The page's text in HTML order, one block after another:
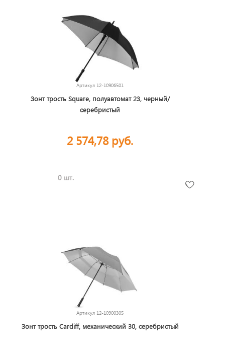
Артикул 12-10906501
Зонт трость Square, полуавтомат 23, черный/
серебристый
2 574,78 руб.
0 шт.
Артикул 12-10900305
Зонт трость Cardiff, механический 30, серебристый